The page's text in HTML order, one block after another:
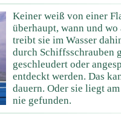
Keiner weiß von einer
überhaupt, wann und
treibt sie im Wasser
durch Schiffsschrauben
geschleudert oder
entdeckt werden. Das
dauern. Oder sie liegt
nie gefunden.